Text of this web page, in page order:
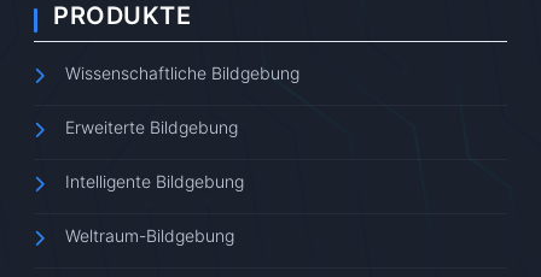
PRODUKTE
Wissenschaftliche Bildgebung
Erweiterte Bildgebung
Intelligente Bildgebung
Weltraum-Bildgebung